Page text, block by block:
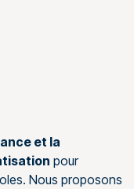
et la
pour
Nous proposons